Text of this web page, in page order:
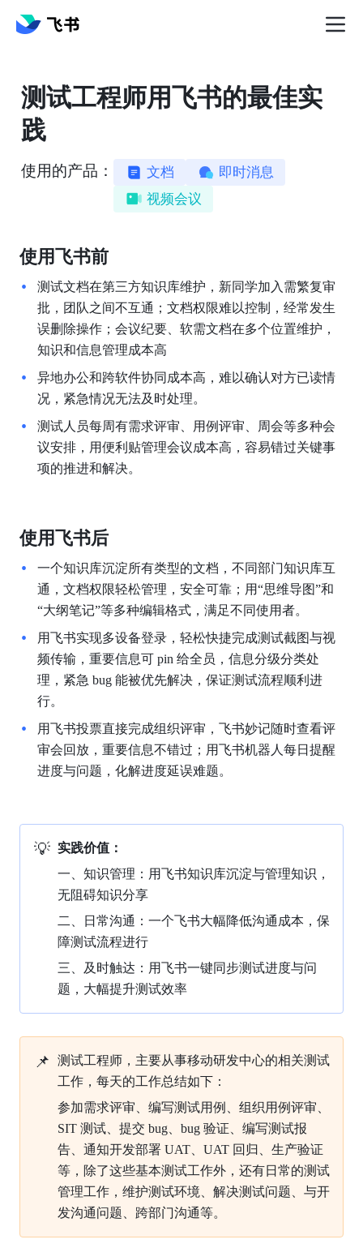
测试工程师用飞书的最佳实
践
使用的产品： 文档
即时消息
视频会议
使用飞书前
测试文档在第三方知识库维护，新同学加入需繁复审
批，团队之间不互通；文档权限难以控制，经常发生
误删除操作；会议纪要、软需文档在多个位置维护，
知识和信息管理成本高
异地办公和跨软件协同成本高，难以确认对方已读情
况，紧急情况无法及时处理。
测试人员每周有需求评审、用例评审、周会等多种会
议安排，用便利贴管理会议成本高，容易错过关键事
项的推进和解决。
使用飞书后
一个知识库沉淀所有类型的文档，不同部门知识库互
通，文档权限轻松管理，安全可靠；用“思维导图”和
“大纲笔记”等多种编辑格式，满足不同使用者。
用飞书实现多设备登录，轻松快捷完成测试截图与视
频传输，重要信息可 pin 给全员，信息分级分类处
理，紧急 bug 能被优先解决，保证测试流程顺利进
行。
用飞书投票直接完成组织评审，飞书妙记随时查看评
审会回放，重要信息不错过；用飞书机器人每日提醒
进度与问题，化解进度延误难题。
💡 实践价值：
一、知识管理：用飞书知识库沉淀与管理知识，
无阻碍知识分享
二、日常沟通：一个飞书大幅降低沟通成本，保
障测试流程进行
三、及时触达：用飞书一键同步测试进度与问
题，大幅提升测试效率
📌
测试工程师，主要从事移动研发中心的相关测试
工作，每天的工作总结如下：
参加需求评审、编写测试用例、组织用例评审、
SIT 测试、提交 bug、bug 验证、编写测试报
告、通知开发部署 UAT、UAT 回归、生产验证
等，除了这些基本测试工作外，还有日常的测试
管理工作，维护测试环境、解决测试问题、与开
发沟通问题、跨部门沟通等。